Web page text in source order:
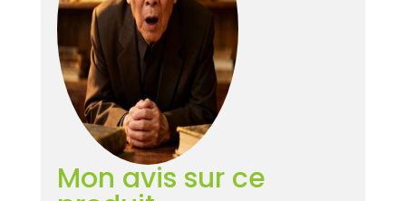
en main CONÇU EN FRANCE :
Les brouettes KELI sont
assemblées et montées en
France le jour de votre
commande
Mon avis sur ce